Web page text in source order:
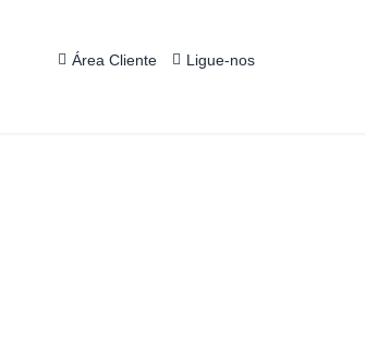
Área Cliente Ligue-nos